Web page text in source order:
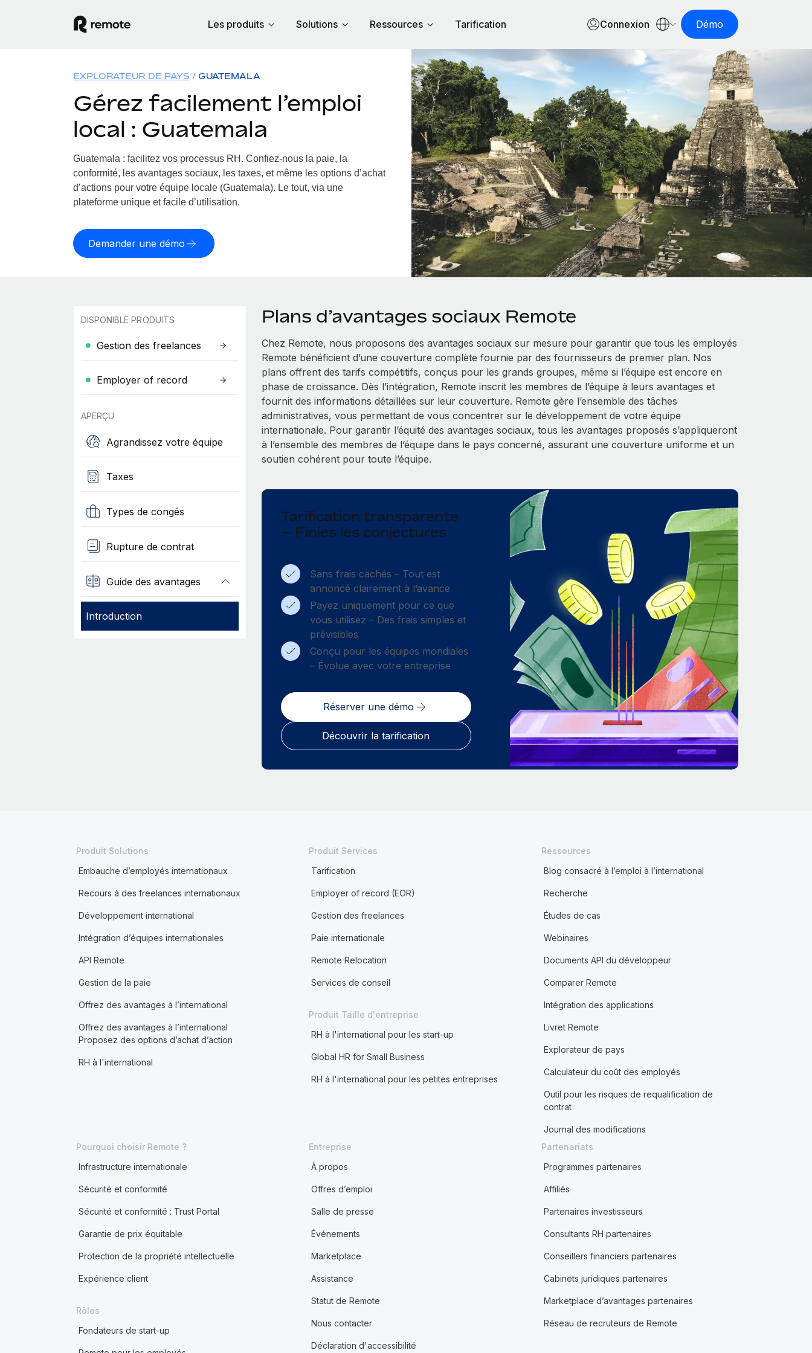
Les produits Solutions Ressources Tarification Connexion Démo
EXPLORATEUR DE PAYS GUATEMALA
Gérez facilement l’emploi
local : Guatemala
Guatemala : facilitez vos processus RH. Confiez-nous la paie, la
conformité, les avantages sociaux, les taxes, et même les options d’achat
d’actions pour votre équipe locale (Guatemala). Le tout, via une
plateforme unique et facile d’utilisation.
Demander une démo
DISPONIBLE PRODUITS
Gestion des freelances
Employer of record
APERÇU
Agrandissez votre équipe
Taxes
Types de congés
Rupture de contrat
Guide des avantages
Introduction
Plans d’avantages sociaux Remote
Chez Remote, nous proposons des avantages sociaux sur mesure pour garantir que tous les employés
Remote bénéficient d’une couverture complète fournie par des fournisseurs de premier plan. Nos
plans offrent des tarifs compétitifs, conçus pour les grands groupes, même si l’équipe est encore en
phase de croissance. Dès l’intégration, Remote inscrit les membres de l’équipe à leurs avantages et
fournit des informations détaillées sur leur couverture. Remote gère l’ensemble des tâches
administratives, vous permettant de vous concentrer sur le développement de votre équipe
internationale. Pour garantir l’équité des avantages sociaux, tous les avantages proposés s’appliqueront
à l’ensemble des membres de l’équipe dans le pays concerné, assurant une couverture uniforme et un
soutien cohérent pour toute l’équipe.
Tarification transparente
– Finies les conjectures
Sans frais cachés – Tout est
annoncé clairement à l’avance
Payez uniquement pour ce que
vous utilisez – Des frais simples et
prévisibles
Conçu pour les équipes mondiales
– Évolue avec votre entreprise
Réserver une démo
Découvrir la tarification
Produit Solutions
Embauche d’employés internationaux
Recours à des freelances internationaux
Développement international
Intégration d’équipes internationales
API Remote
Gestion de la paie
Offrez des avantages à l’international
Offrez des avantages à l’international
Proposez des options d’achat d’action
RH à l'international
Produit Services
Tarification
Employer of record (EOR)
Gestion des freelances
Paie internationale
Remote Relocation
Services de conseil
Produit Taille d'entreprise
RH à l'international pour les start-up
Global HR for Small Business
RH à l'international pour les petites entreprises
Ressources
Blog consacré à l’emploi à l’international
Recherche
Études de cas
Webinaires
Documents API du développeur
Comparer Remote
Intégration des applications
Livret Remote
Explorateur de pays
Calculateur du coût des employés
Outil pour les risques de requalification de
contrat
Journal des modifications
Pourquoi choisir Remote ?
Infrastructure internationale
Sécurité et conformité
Sécurité et conformité : Trust Portal
Garantie de prix équitable
Protection de la propriété intellectuelle
Expérience client
Rôles
Fondateurs de start-up
Entreprise
À propos
Offres d’emploi
Salle de presse
Événements
Marketplace
Assistance
Statut de Remote
Nous contacter
Déclaration d'accessibilité
Partenariats
Programmes partenaires
Affiliés
Partenaires investisseurs
Consultants RH partenaires
Conseillers financiers partenaires
Cabinets juridiques partenaires
Marketplace d’avantages partenaires
Réseau de recruteurs de Remote